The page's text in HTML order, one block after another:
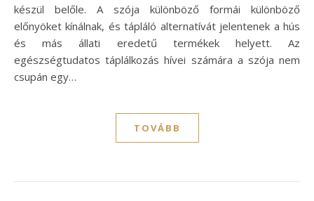
készül belőle. A szója különböző formái különböző
előnyöket kínálnak, és tápláló alternatívát jelentenek a hús
és más állati eredetű termékek helyett. Az
egészségtudatos táplálkozás hívei számára a szója nem
csupán egy…
TOVÁBB